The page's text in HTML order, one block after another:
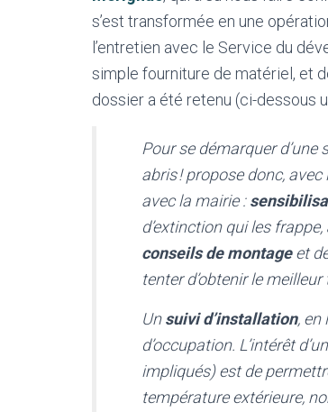
s’est transformée en une
l’entretien avec le Service du
simple fourniture de matériel, et
dossier a été retenu (ci-dessous
Pour se démarquer
abris ! propose donc,
avec la mairie :
d’extinction qui les frappe,
conseils de montageet
tenter d’obtenir le
Unsuivi d’installation, en
d’occupation. L’intérêt
impliqués) est de
température extérieure,